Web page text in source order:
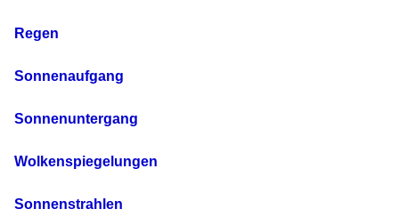
Regen
Sonnenaufgang
Sonnenuntergang
Wolkenspiegelungen
Sonnenstrahlen